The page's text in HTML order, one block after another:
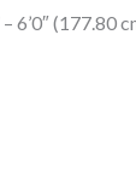
6’0″ (177.80